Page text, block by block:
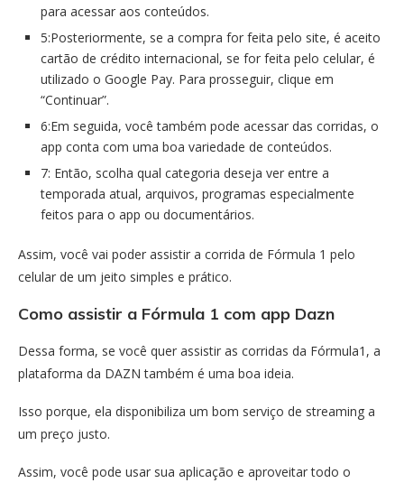
para acessar aos conteúdos.
5:Posteriormente, se a compra for feita pelo site, é aceito
cartão de crédito internacional, se for feita pelo celular, é
utilizado o Google Pay. Para prosseguir, clique em
“Continuar”.
6:Em seguida, você também pode acessar das corridas, o
app conta com uma boa variedade de conteúdos.
7: Então, scolha qual categoria deseja ver entre a
temporada atual, arquivos, programas especialmente
feitos para o app ou documentários.
Assim, você vai poder assistir a corrida de Fórmula 1 pelo
celular de um jeito simples e prático.
Como assistir a Fórmula 1 com app Dazn
Dessa forma, se você quer assistir as corridas da Fórmula1, a
plataforma da DAZN também é uma boa ideia.
Isso porque, ela disponibiliza um bom serviço de streaming a
um preço justo.
Assim, você pode usar sua aplicação e aproveitar todo o